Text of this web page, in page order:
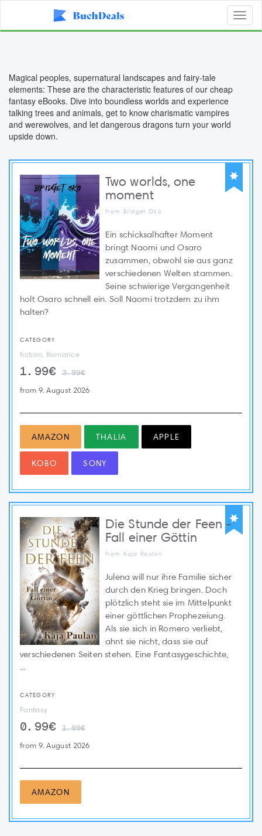
Magical peoples, supernatural landscapes and fairy-tale
elements: These are the characteristic features of our cheap
fantasy eBooks. Dive into boundless worlds and experience
talking trees and animals, get to know charismatic vampires
and werewolves, and let dangerous dragons turn your world
upside down.
Two worlds, one
moment
from Bridget Oko
Ein schicksalhafter Moment
bringt Naomi und Osaro
zusammen, obwohl sie aus ganz
verschiedenen Welten stammen.
Seine schwierige Vergangenheit
holt Osaro schnell ein. Soll Naomi trotzdem zu ihm
halten?
CATEGORY
fiction, Romance
1.99€ 3.99€
from 9. August 2026
AMAZON THALIA APPLE
KOBO SONY
Die Stunde der Feen -
Fall einer Göttin
from Kaja Paulan
Julena will nur ihre Familie sicher
durch den Krieg bringen. Doch
plötzlich steht sie im Mittelpunkt
einer göttlichen Prophezeiung.
Als sie sich in Romero verliebt,
ahnt sie nicht, dass sie auf
verschiedenen Seiten stehen. Eine Fantasygeschichte,
...
CATEGORY
Fantasy
0.99€ 1.99€
from 9. August 2026
AMAZON